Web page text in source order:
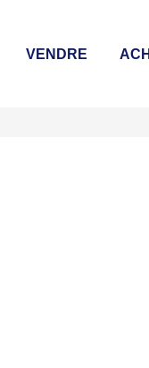
VENDRE